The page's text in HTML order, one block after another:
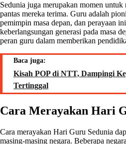
Sedunia juga merupakan momen
pantas mereka terima. Guru adalah
pemimpin masa depan, dan perayaan
keberlangsungan generasi pada masa
peran guru dalam memberikan
Baca juga:
Kisah POP di NTT, Dampingi
Tertinggal
Cara Merayakan Hari
Cara merayakan Hari Guru Sedunia
masing-masing negara. Beberapa